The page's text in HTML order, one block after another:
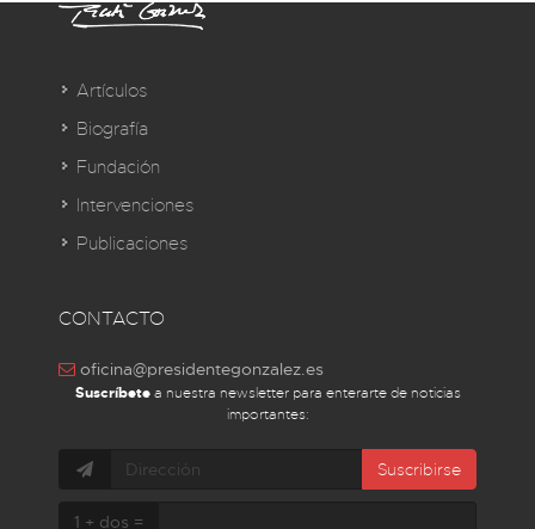
Artículos
Biografía
Fundación
Intervenciones
Publicaciones
CONTACTO
oficina@presidentegonzalez.es
Suscríbetea nuestra newsletter para enterarte de noticias
importantes:
Suscribirse
1 + dos =